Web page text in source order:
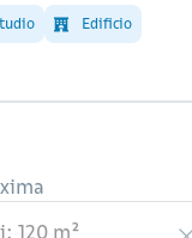
Edificio